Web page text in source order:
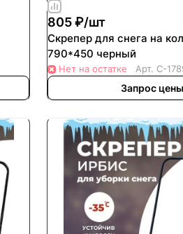
805 ₽/шт
Скрепер для снега на
790*450 черный
Нет на остатке Арт. С-
Запрос цены